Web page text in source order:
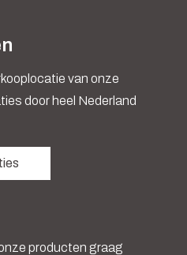
van onze
door heel Nederland
producten graag